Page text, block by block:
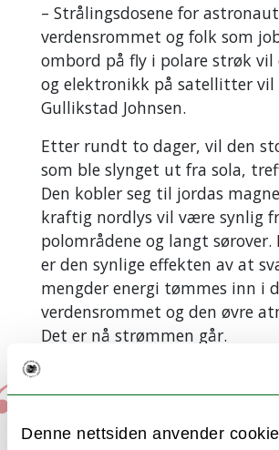
Denne nettsiden anvender
– Strålingsdosene for
verdensrommet og folk som
ombord på fly i polare strøk
og elektronikk på satellitter vil
Gullikstad Johnsen.
Etter rundt to dager, vil den
som ble slynget ut fra sola,
Den kobler seg til jordas
kraftig nordlys vil være synlig
polområdene og langt sørover.
er den synlige effekten av at
mengder energi tømmes inn i
verdensrommet og den øvre
Det er nå strømmen går.